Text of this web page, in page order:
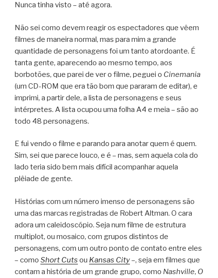
Nunca tinha visto – até agora.
Não sei como devem reagir os espectadores que vêem
filmes de maneira normal, mas para mim a grande
quantidade de personagens foi um tanto atordoante. É
tanta gente, aparecendo ao mesmo tempo, aos
borbotões, que parei de ver o filme, peguei o Cinemania
(um CD-ROM que era tão bom que pararam de editar), e
imprimi, a partir dele, a lista de personagens e seus
intérpretes. A lista ocupou uma folha A4 e meia – são ao
todo 48 personagens.
E fui vendo o filme e parando para anotar quem é quem.
Sim, sei que parece louco, e é – mas, sem aquela cola do
lado teria sido bem mais difícil acompanhar aquela
plêiade de gente.
Histórias com um número imenso de personagens são
uma das marcas registradas de Robert Altman. O cara
adora um caleidoscópio. Seja num filme de estrutura
multiplot, ou mosaico, com grupos distintos de
personagens, com um outro ponto de contato entre eles
– como Short Cuts ou Kansas City–, seja em filmes que
contam a história de um grande grupo, como Nashville, O